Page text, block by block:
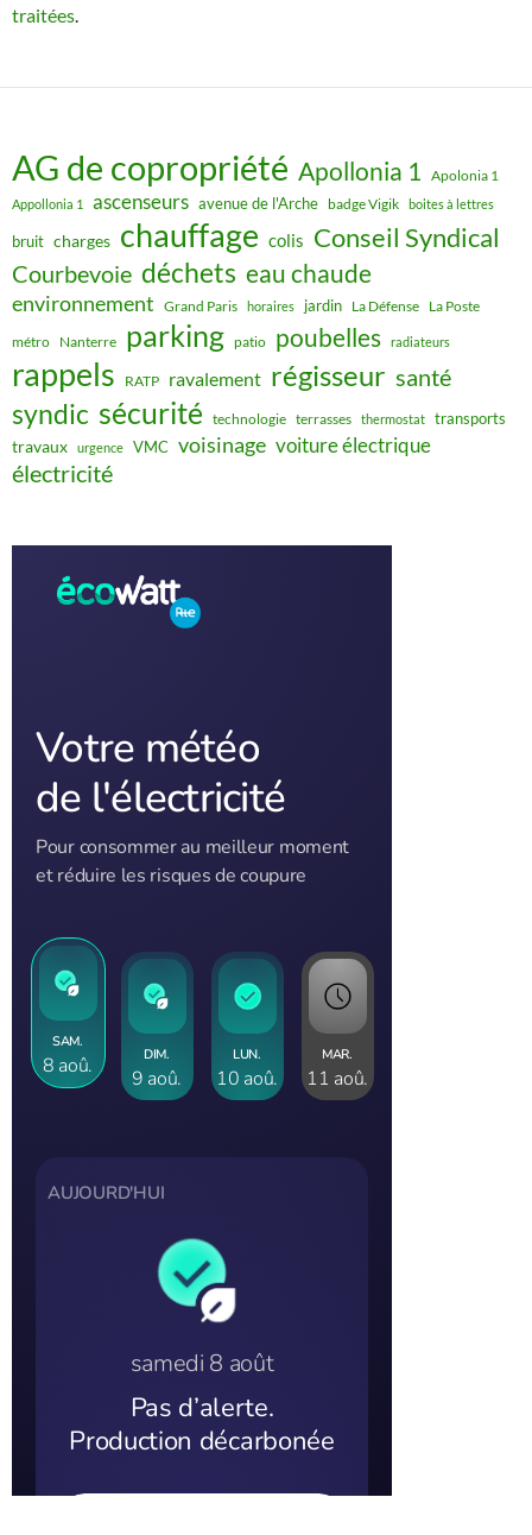
traitées.
AG de copropriété Apollonia 1 Apolonia 1
Appollonia 1 ascenseurs avenue de l'Arche badge Vigik boites à lettres
bruit charges chauffage colis Conseil Syndical
Courbevoie déchets eau chaude
environnement Grand Paris horaires jardin La Défense La Poste
métro Nanterre parking patio poubelles radiateurs
rappels RATP ravalement régisseur santé
syndic sécurité technologie terrasses thermostat transports
travaux urgence VMC voisinage voiture électrique
électricité